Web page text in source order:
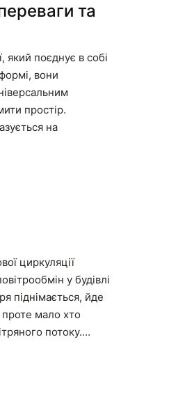
та
який поєднує в собі
вони
простір.
на
циркуляції
у будівлі
піднімається, йде
проте мало хто
потоку.…